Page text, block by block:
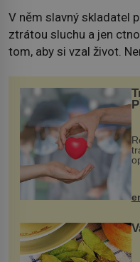
V něm slavný skladatel
ztrátou sluchu a jen
tom, aby si vzal život.